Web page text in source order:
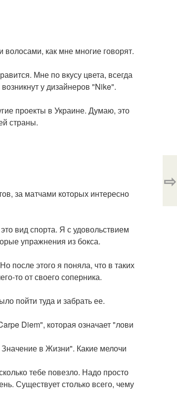
как мне многие говорят.
Мне по вкусу цвета, всегда
у дизайнеров "Nike".
проекты в Украине. Думаю, это
страны.
за матчами которых интересно
вид спорта. Я с удовольствием
упражнения из бокса.
после этого я поняла, что в таких
то от своего соперника.
пойти туда и забрать ее.
Diem", которая означает "лови
в Жизни". Какие мелочи
тебе повезло. Надо просто
Существует столько всего, чему
⇨